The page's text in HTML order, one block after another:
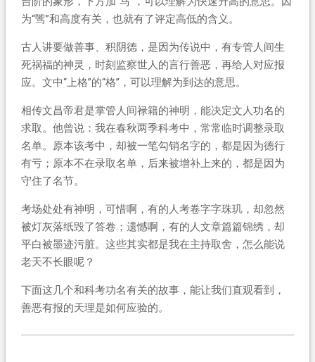
为“骘”和高度有关，也就有了评定高低的含义。
古人讲要做善事、积阴德，是因为传说中，有专管人间生
死祸福的神灵，时刻监察世人的言行善恶，再给人对应报
应。文中“上格”的“格”，可以理解为到达的意思。
相传文昌帝君是掌管人间禄籍的神明，能决定文人功名的
求取。他曾说：我在春秋两季科考中，常常临时调整录取
名单。原本该考中，却被一笔勾销名字的，都是因为德行
有亏；原本不在录取名单，后来被增补上来的，都是因为
守住了名节。
考场处处有神明，可惜啊，有的人考卷字字珠玑，却忽然
被灯灰落纸毁了答卷；遗憾啊，有的人文章篇篇锦绣，却
平白被墨迹污脏。这些其实都是我在主持取舍，怎么能说
老天不长眼呢？
下面这几个和科考功名有关的故事，能让我们直观看到，
善恶有报的天理是如何应验的。